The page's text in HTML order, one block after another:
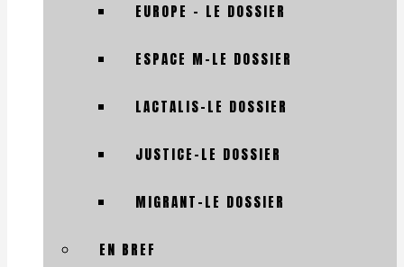
EUROPE – LE DOSSIER
ESPACE M-LE DOSSIER
LACTALIS-LE DOSSIER
JUSTICE-LE DOSSIER
MIGRANT-LE DOSSIER
EN BREF